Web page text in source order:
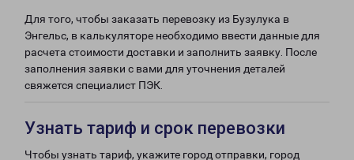
Для того, чтобы заказать перевозку из Бузулука в
Энгельс, в калькуляторе необходимо ввести данные для
расчета стоимости доставки и заполнить заявку. После
заполнения заявки с вами для уточнения деталей
свяжется специалист ПЭК.
Узнать тариф и срок перевозки
Чтобы узнать тариф, укажите город отправки, город